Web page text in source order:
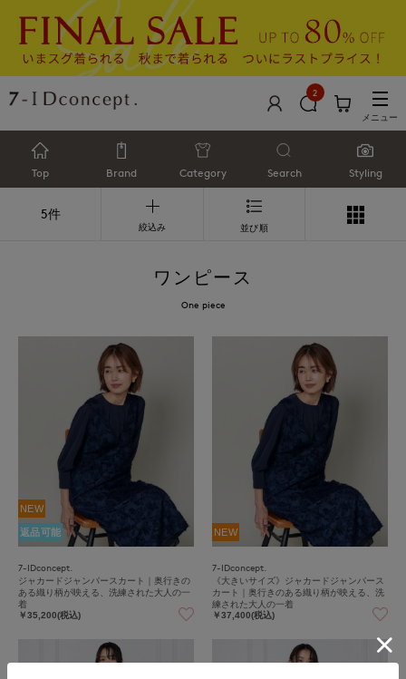
2
メニュー
Top Brand Category Search Styling
5件
絞込み 並び順
ワンピース
One piece
NEW
返品可能
7-IDconcept.
ジャカードジャンパースカート｜奥行きの
ある織り柄が映える、洗練された大人の一
着
￥35,200(税込)
NEW
7-IDconcept.
《大きいサイズ》ジャカードジャンパース
カート｜奥行きのある織り柄が映える、洗
練された大人の一着
￥37,400(税込)